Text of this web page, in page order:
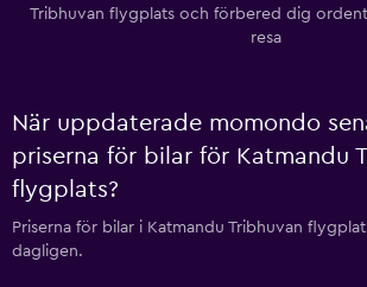
Tribhuvan flygplats och förbered dig
resa
När uppdaterade momondo
priserna för bilar för Katmandu
flygplats?
Priserna för bilar i Katmandu Tribhuvan
dagligen.